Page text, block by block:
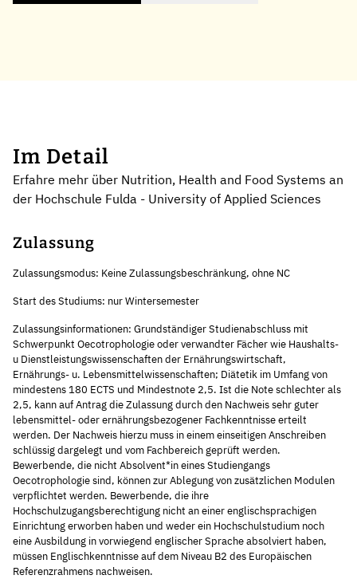
Im Detail
Erfahre mehr über Nutrition, Health and Food Systems an
der Hochschule Fulda - University of Applied Sciences
Zulassung
Zulassungsmodus: Keine Zulassungsbeschränkung, ohne NC
Start des Studiums: nur Wintersemester
Zulassungsinformationen: Grundständiger Studienabschluss mit
Schwerpunkt Oecotrophologie oder verwandter Fächer wie Haushalts-
u Dienstleistungswissenschaften der Ernährungswirtschaft,
Ernährungs- u. Lebensmittelwissenschaften; Diätetik im Umfang von
mindestens 180 ECTS und Mindestnote 2,5. Ist die Note schlechter als
2,5, kann auf Antrag die Zulassung durch den Nachweis sehr guter
lebensmittel- oder ernährungsbezogener Fachkenntnisse erteilt
werden. Der Nachweis hierzu muss in einem einseitigen Anschreiben
schlüssig dargelegt und vom Fachbereich geprüft werden.
Bewerbende, die nicht Absolvent*in eines Studiengangs
Oecotrophologie sind, können zur Ablegung von zusätzlichen Modulen
verpflichtet werden. Bewerbende, die ihre
Hochschulzugangsberechtigung nicht an einer englischsprachigen
Einrichtung erworben haben und weder ein Hochschulstudium noch
eine Ausbildung in vorwiegend englischer Sprache absolviert haben,
müssen Englischkenntnisse auf dem Niveau B2 des Europäischen
Referenzrahmens nachweisen.